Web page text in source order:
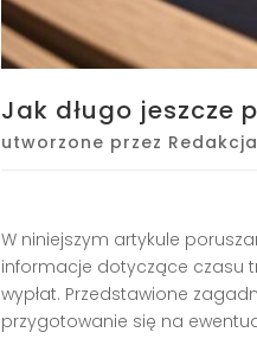
Jak długo jeszcze
utworzone przez
W niniejszym artykule
informacje dotyczące czasu
wypłat. Przedstawione
przygotowanie się na